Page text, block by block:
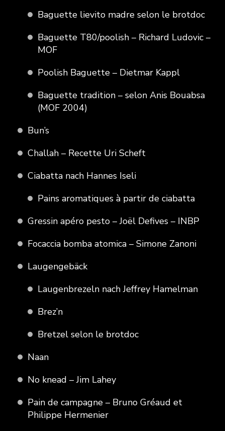
Baguette lievito madre selon le brotdoc
Baguette T80/poolish – Richard Ludovic –
MOF
Poolish Baguette – Dietmar Kappl
Baguette tradition – selon Anis Bouabsa
(MOF 2004)
Bun’s
Challah – Recette Uri Scheft
Ciabatta nach Hannes Iseli
Pains aromatiques à partir de ciabatta
Gressin apéro pesto – Joël Defives – INBP
Focaccia bomba atomica – Simone Zanoni
Laugengebäck
Laugenbrezeln nach Jeffrey Hamelman
Brez’n
Bretzel selon le brotdoc
Naan
No knead – Jim Lahey
Pain de campagne – Bruno Gréaud et
Philippe Hermenier